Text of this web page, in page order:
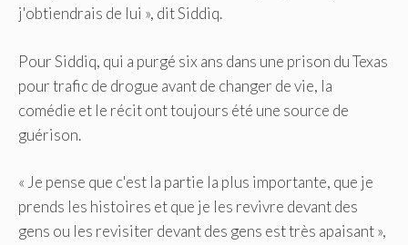
j'obtiendrais de lui », dit Siddiq.
Pour Siddiq, qui a purgé six ans dans une prison du Texas
pour trafic de drogue avant de changer de vie, la
comédie et le récit ont toujours été une source de
guérison.
« Je pense que c'est la partie la plus importante, que je
prends les histoires et que je les revivre devant des
gens ou les revisiter devant des gens est très apaisant »,